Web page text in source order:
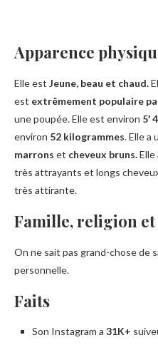
Apparence
Elle est Jeune, beau et chaud.
est extrêmement populaire
une poupée. Elle est environ 5′
environ 52 kilogrammes. Elle a
marrons et cheveux bruns.Elle
très attrayants et longs
très attirante.
Famille, religion
On ne sait pas grand-chose de
personnelle.
Faits
Son Instagram a 31K+